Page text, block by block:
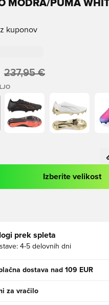
MODRA/PUMA
kuponov
237,95 €
za prijavo ali vpis kot član
Izberite velikost
prek spleta
4-5 delovnih dni
dostava nad 109 EUR
za vračilo